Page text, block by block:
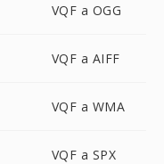
VQF a OGG
VQF a AIFF
VQF a WMA
VQF a SPX